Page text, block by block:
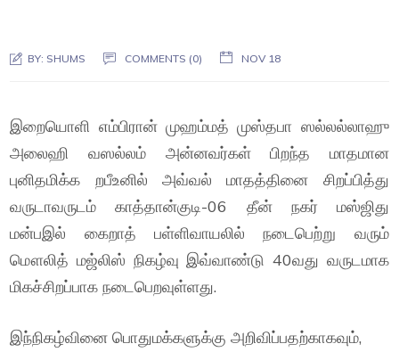
BY: SHUMS COMMENTS (0) NOV 18
இறையொளி எம்பிரான் முஹம்மத் முஸ்தபா ஸல்லல்லாஹு
அலைஹி வஸல்லம் அன்னவர்கள் பிறந்த மாதமான
புனிதமிக்க றபீஉனில் அவ்வல் மாதத்தினை சிறப்பித்து
வருடாவருடம் காத்தான்குடி-06 தீன் நகர் மஸ்ஜிது
மன்பஇல் கைறாத் பள்ளிவாயலில் நடைபெற்று வரும்
மௌலித் மஜ்லிஸ் நிகழ்வு இவ்வாண்டு 40வது வருடமாக
மிகச்சிறப்பாக நடைபெறவுள்ளது.
இந்நிகழ்வினை பொதுமக்களுக்கு அறிவிப்பதற்காகவும்,